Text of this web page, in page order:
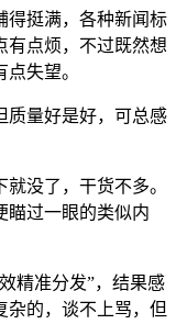
得挺满，各种新闻标
有点烦，不过既然想
失望。
质量好是好，可总感
没了，干货不多。
瞄过一眼的类似内
精准分发”，结果感
杂的，谈不上骂，但